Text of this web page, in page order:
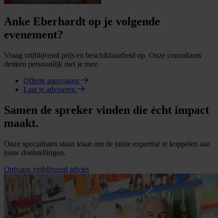
Anke Eberhardt op je volgende
evenement?
Vraag vrijblijvend prijs en beschikbaarheid op. Onze consultants
denken persoonlijk met je mee.
Offerte aanvragen
Laat je adviseren
Samen de spreker vinden die écht impact
maakt.
Onze specialisten staan klaar om de juiste expertise te koppelen aan
jouw doelstellingen.
Ontvang vrijblijvend advies